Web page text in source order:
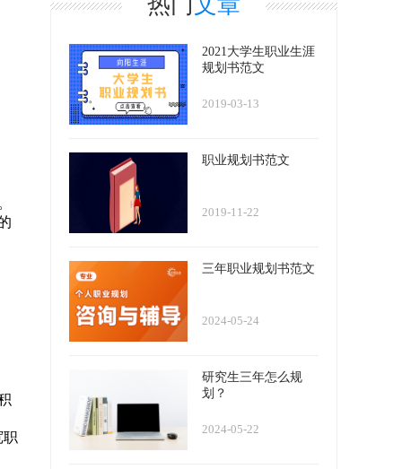
职
2021大学生职业生涯
规划书范文
2019-03-13
职业规划书范文
2019-11-22
三年职业规划书范文
2024-05-24
研究生三年怎么规
划？
2024-05-22